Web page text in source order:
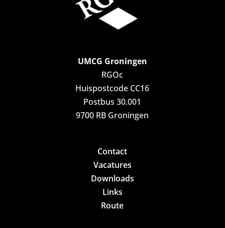
UMCG Groningen
RGOc
Huispostcode CC16
Postbus 30.001
9700 RB Groningen
Contact
Vacatures
Downloads
Links
Route